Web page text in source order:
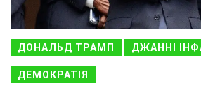
ДОНАЛЬД ТРАМП ДЖАННІ
ДЕМОКРАТІЯ